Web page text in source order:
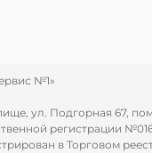
№1»
ул. Подгорная 67, пом.
регистрации
в Торговом